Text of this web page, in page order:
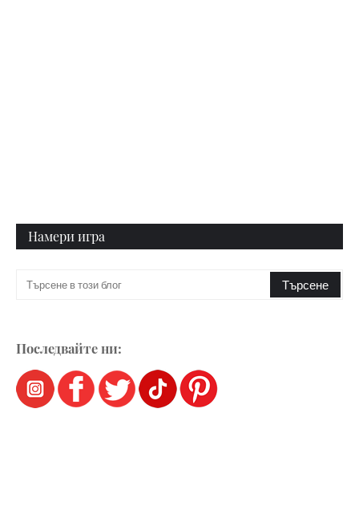
Намери игра
Последвайте ни: